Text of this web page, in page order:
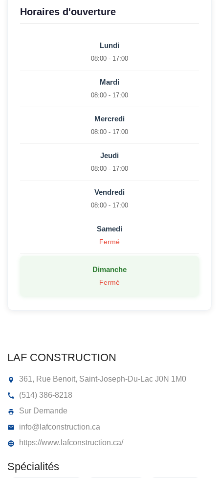
LAF CONSTRUCTION
(514) 386-8218
Horaires d'ouverture
Lundi
08:00 - 17:00
Mardi
08:00 - 17:00
Mercredi
08:00 - 17:00
Jeudi
08:00 - 17:00
Vendredi
08:00 - 17:00
Samedi
Fermé
Dimanche
Fermé